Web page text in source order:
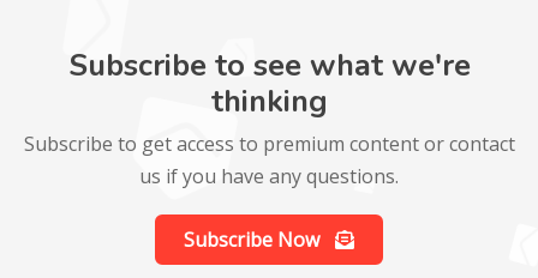
Subscribe to see what we're
thinking
Subscribe to get access to premium content or contact
us if you have any questions.
Subscribe Now